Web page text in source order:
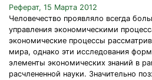
Реферат, 15 Марта 2012
Человечество проявляло всегда
управления экономическими
экономические процессы
мира, однако эти исследования
элементы экономических знаний в
расчлененной науки. Значительно